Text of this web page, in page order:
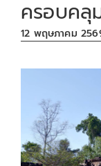
ครอบคลุ
12 พฤษภาคม